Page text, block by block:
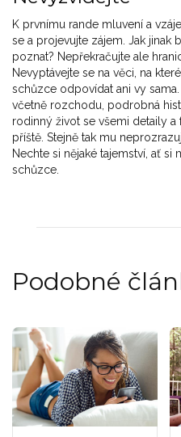
K prvnímu rande mluvení a
se a projevujte zájem. Jak jinak
poznat? Nepřekračujte ale
Nevyptávejte se na věci, na
schůzce odpovídat ani vy
včetně rozchodu, podrobná
rodinný život se všemi detaily a
příště. Stejně tak mu
Nechte si nějaké tajemství, ať
schůzce.
Podobné